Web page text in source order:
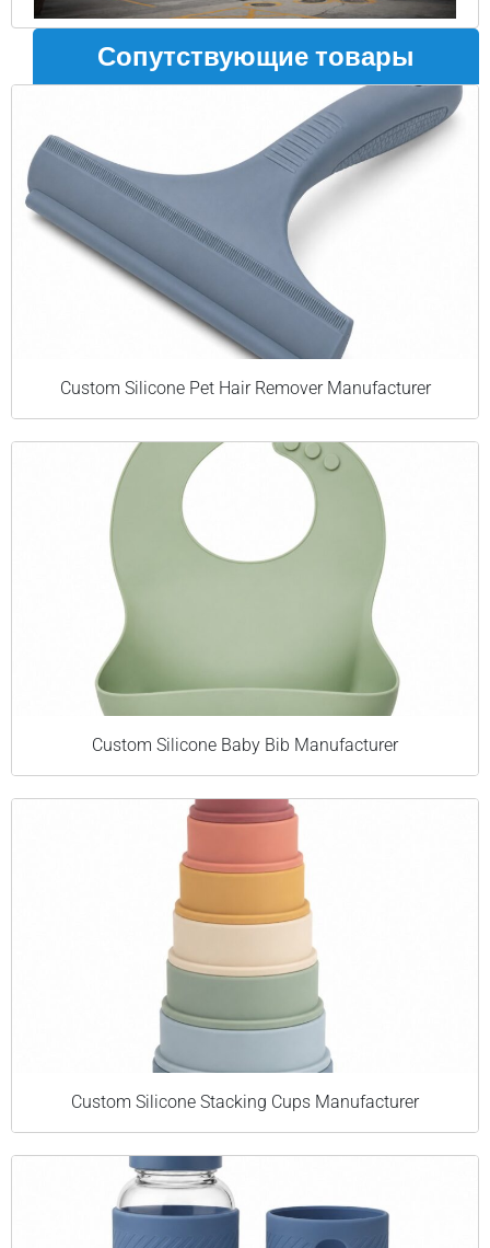
Сопутствующие товары
Custom Silicone Pet Hair Remover Manufacturer
Custom Silicone Baby Bib Manufacturer
Custom Silicone Stacking Cups Manufacturer